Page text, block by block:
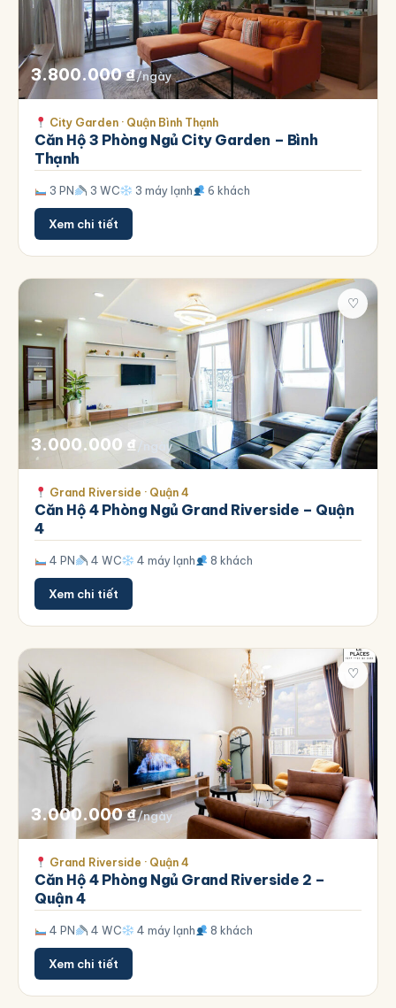
3.800.000₫/ngày
City Garden · Quận Bình Thạnh
Căn Hộ 3 Phòng Ngủ City Garden – Bình
Thạnh
3 PN 3 WC 3 máy lạnh 6 khách
Xem chi tiết
♡
3.000.000 ₫ /ngày
Grand Riverside · Quận 4
Căn Hộ 4 Phòng Ngủ Grand Riverside – Quận
4
4 PN 4 WC 4 máy lạnh 8 khách
Xem chi tiết
♡
3.000.000₫/ngày
Grand Riverside · Quận 4
Căn Hộ 4 Phòng Ngủ Grand Riverside 2 –
Quận 4
4 PN 4 WC 4 máy lạnh 8 khách
Xem chi tiết